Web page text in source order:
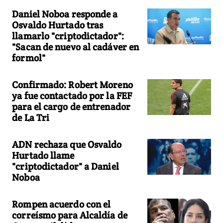
Daniel Noboa responde a
Osvaldo Hurtado tras
llamarlo "criptodictador":
"Sacan de nuevo al cadáver en
formol"
Confirmado: Robert Moreno
ya fue contactado por la FEF
para el cargo de entrenador
de La Tri
ADN rechaza que Osvaldo
Hurtado llame
"criptodictador" a Daniel
Noboa
Rompen acuerdo con el
correísmo para Alcaldía de